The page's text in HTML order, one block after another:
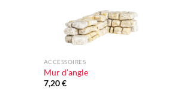
ACCESSOIRES
Mur d’angle
7,20€